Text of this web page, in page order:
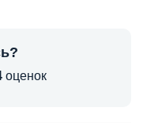
оценок